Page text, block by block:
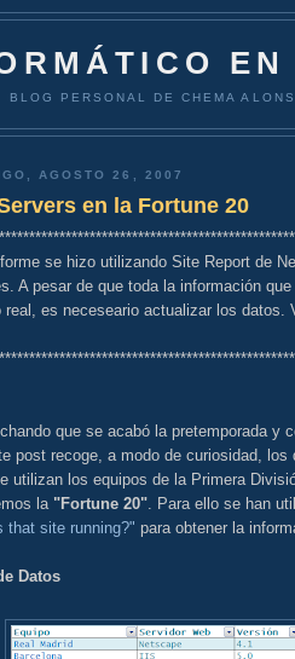
BLOG PERSONAL DE CHEMA
AGOSTO 26, 2007
en la Fortune 20
se hizo utilizando Site Report de
A pesar de que toda la información
real, es neceseario actualizar los datos.
que se acabó la pretemporada y
post recoge, a modo de curiosidad,
utilizan los equipos de la Primera
la "Fortune 20". Para ello se han
that site running?" para obtener la
Datos